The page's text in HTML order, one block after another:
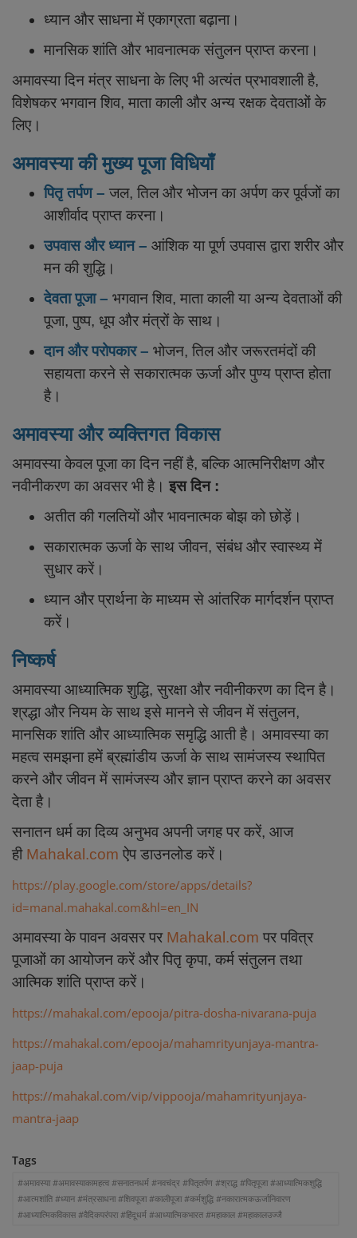
ध्यान और साधना में एकाग्रता बढ़ाना।
मानसिक शांति और भावनात्मक संतुलन प्राप्त करना।
अमावस्या दिन मंत्र साधना के लिए भी अत्यंत प्रभावशाली है,
विशेषकर भगवान शिव, माता काली और अन्य रक्षक देवताओं के
लिए।
अमावस्या की मुख्य पूजा विधियाँ
पितृ तर्पण – जल, तिल और भोजन का अर्पण कर पूर्वजों का
आशीर्वाद प्राप्त करना।
उपवास और ध्यान – आंशिक या पूर्ण उपवास द्वारा शरीर और
मन की शुद्धि।
देवता पूजा – भगवान शिव, माता काली या अन्य देवताओं की
पूजा, पुष्प, धूप और मंत्रों के साथ।
दान और परोपकार – भोजन, तिल और जरूरतमंदों की
सहायता करने से सकारात्मक ऊर्जा और पुण्य प्राप्त होता
है।
अमावस्या और व्यक्तिगत विकास
अमावस्या केवल पूजा का दिन नहीं है, बल्कि आत्मनिरीक्षण और
नवीनीकरण का अवसर भी है। इस दिन :
अतीत की गलतियों और भावनात्मक बोझ को छोड़ें।
सकारात्मक ऊर्जा के साथ जीवन, संबंध और स्वास्थ्य में
सुधार करें।
ध्यान और प्रार्थना के माध्यम से आंतरिक मार्गदर्शन प्राप्त
करें।
निष्कर्ष
अमावस्या आध्यात्मिक शुद्धि, सुरक्षा और नवीनीकरण का दिन है।
श्रद्धा और नियम के साथ इसे मानने से जीवन में संतुलन,
मानसिक शांति और आध्यात्मिक समृद्धि आती है। अमावस्या का
महत्व समझना हमें ब्रह्मांडीय ऊर्जा के साथ सामंजस्य स्थापित
करने और जीवन में सामंजस्य और ज्ञान प्राप्त करने का अवसर
देता है।
सनातन धर्म का दिव्य अनुभव अपनी जगह पर करें, आज
ही Mahakal.com ऐप डाउनलोड करें।
https://play.google.com/store/apps/details?
id=manal.mahakal.com&hl=en_IN
अमावस्या के पावन अवसर पर Mahakal.com पर पवित्र
पूजाओं का आयोजन करें और पितृ कृपा, कर्म संतुलन तथा
आत्मिक शांति प्राप्त करें।
https://mahakal.com/epooja/pitra-dosha-nivarana-puja
https://mahakal.com/epooja/mahamrityunjaya-mantra-
jaap-puja
https://mahakal.com/vip/vippooja/mahamrityunjaya-
mantra-jaap
Tags
#अमावस्या #अमावस्याकामहत्व #सनातनधर्म #नवचंद्र #पितृतर्पण #श्राद्ध #पितृपूजा #आध्यात्मिकशुद्धि
#आत्मशांति #ध्यान #मंत्रसाधना #शिवपूजा #कालीपूजा #कर्मशुद्धि #नकारात्मकऊर्जानिवारण
#आध्यात्मिकविकास #वैदिकपरंपरा #हिंदूधर्म #आध्यात्मिकभारत #महाकाल #महाकालउज्जै